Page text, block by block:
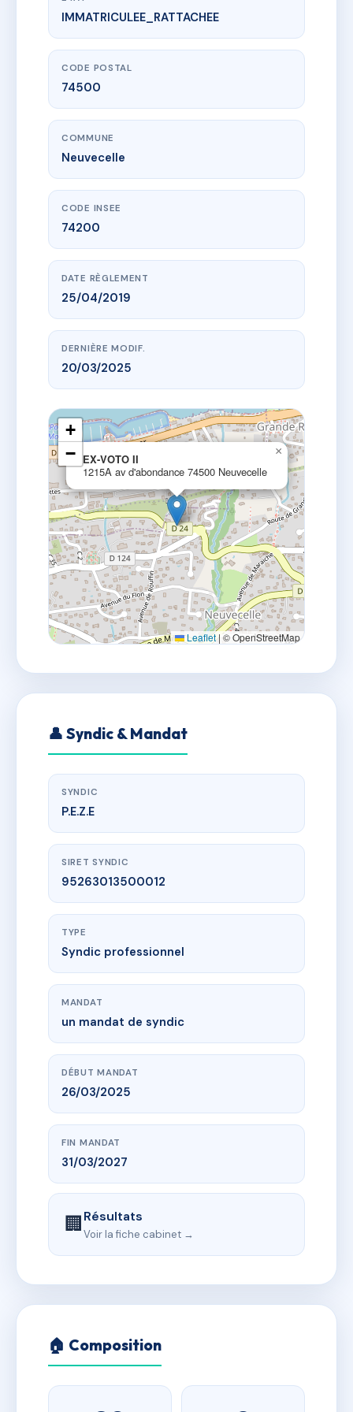
www.vme.plus/AG6161772
EX-VOTO II
1215A av d'abondance
IMMATRICULEE_RATTACHEE
CODE POSTAL
74500
COMMUNE
Neuvecelle
CODE INSEE
74200
DATE RÈGLEMENT
25/04/2019
DERNIÈRE MODIF.
20/03/2025
EX-VOTO II
1215A av d'abondance 74500 Neuvecelle
×
+
−
Leaflet|© OpenStreetMap
👤 Syndic & Mandat
SYNDIC
P.E.Z.E
SIRET SYNDIC
95263013500012
TYPE
Syndic professionnel
MANDAT
un mandat de syndic
DÉBUT MANDAT
26/03/2025
FIN MANDAT
31/03/2027
🏢Résultats
Voir la fiche cabinet →
🏠 Composition